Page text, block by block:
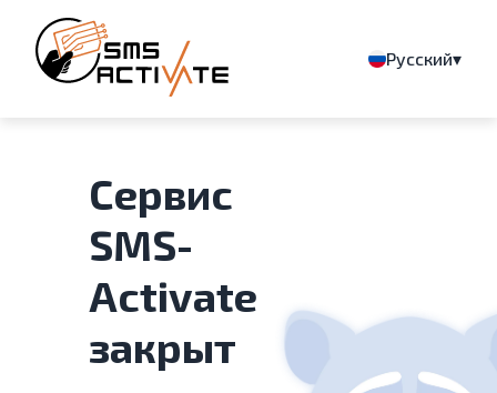
Русский▾
Сервис
SMS-
Activate
закрыт